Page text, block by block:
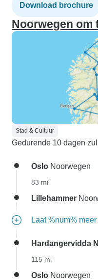
Download brochure
Noorwegen om
Stad & Cultuur
Gedurende 10 dagen
Oslo Noorwegen
83 mi
Lillehammer
Laat %num%
Hardangervidda
115 mi
Oslo Noorwegen